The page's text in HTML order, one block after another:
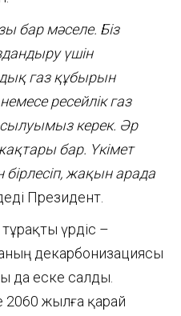
бар мәселе. Біз
үшін
газ құбырын
ресейлік газ
керек. Әр
бар. Үкімет
бірлесіп, жақын арада
Президент.
үрдіс –
декарбонизациясы
да еске салды.
2060 жылға қарай